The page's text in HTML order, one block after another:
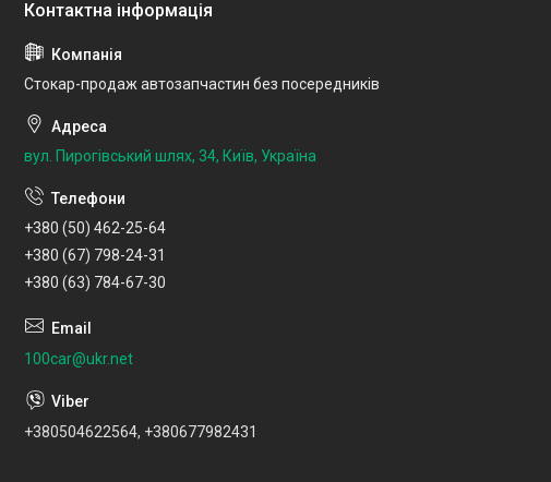
Стокар-продаж автозапчастин без посередників
вул. Пирогівський шлях, 34, Київ, Україна
+380 (50) 462-25-64
+380 (67) 798-24-31
+380 (63) 784-67-30
100car@ukr.net
+380504622564, +380677982431